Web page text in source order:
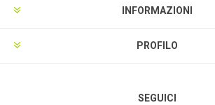
INFORMAZIONI
PROFILO
SEGUICI